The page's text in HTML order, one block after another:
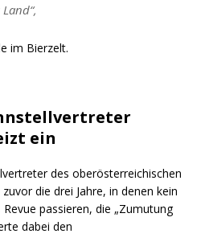
im Bierzelt.
ein
des oberösterreichischen
die drei Jahre, in denen kein
passieren, die „Zumutung
dabei den